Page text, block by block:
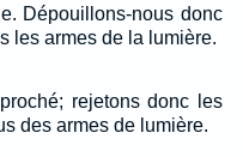
Dépouillons-nous donc
les armes de la lumière.
rejetons donc les
des armes de lumière.